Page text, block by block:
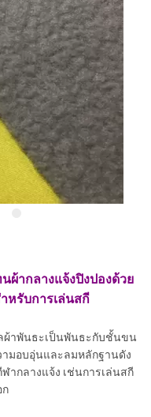
ผ้ากลางแจ้งปิงปองด้วย
หรับการเล่นสกี
ลผ้าพันธะเป็นพันธะกับชั้นขน
ามอบอุ่นและลมหลักฐานดัง
กลางแจ้ง เช่นการเล่นสกี
ก